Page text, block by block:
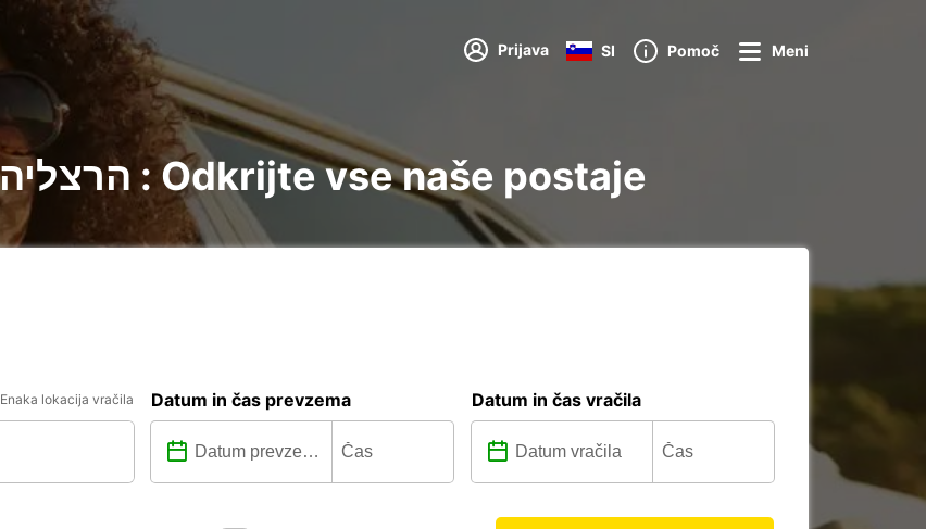
Prijava SI Pomoč Meni
Najem avtomobilov v הרצליה : Odkrijte vse naše postaje
Enaka lokacija vračila Datum in čas prevzema Datum in čas vračila